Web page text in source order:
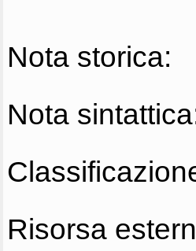
Nota storica:
Nota
Risorsa